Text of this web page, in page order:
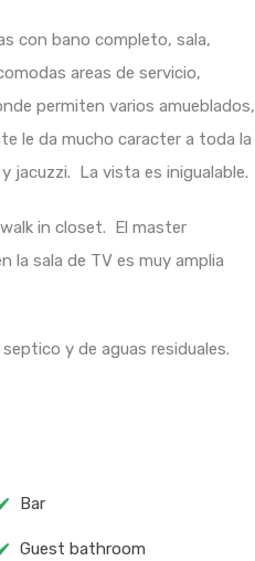
con bano completo, sala,
areas de servicio,
permiten varios amueblados,
le da mucho caracter a toda la
jacuzzi. La vista es inigualable.
in closet. El master
la sala de TV es muy amplia
y de aguas residuales.
Bar
Guest bathroom